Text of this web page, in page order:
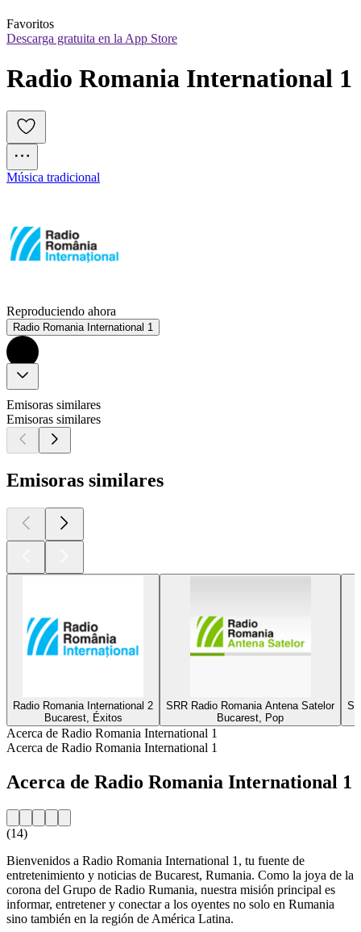
Favoritos
Descarga gratuita en la App Store
Radio Romania International 1
Música tradicional
Reproduciendo ahora
Radio Romania International 1
Emisoras similares
Emisoras similares
Emisoras similares
Radio Romania International 2
Bucarest, Éxitos
SRR Radio Romania Antena Satelor
Bucarest, Pop
Acerca de Radio Romania International 1
Acerca de Radio Romania International 1
Acerca de Radio Romania International 1
(14)
Bienvenidos a Radio Romania International 1, tu fuente de
entretenimiento y noticias de Bucarest, Rumania. Como la joya de la
corona del Grupo de Radio Rumania, nuestra misión principal es
informar, entretener y conectar a los oyentes no solo en Rumania
sino también en la región de América Latina.